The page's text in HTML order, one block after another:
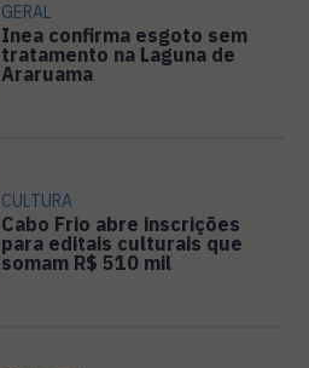
GERAL
Inea confirma esgoto sem
tratamento na Laguna de
Araruama
CULTURA
Cabo Frio abre inscrições
para editais culturais que
somam R$ 510 mil